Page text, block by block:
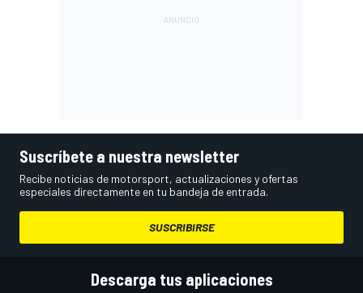
Suscríbete a nuestra newsletter
Recibe noticias de motorsport, actualizaciones y ofertas
especiales directamente en tu bandeja de entrada.
SUSCRIBIRSE
Descarga tus aplicaciones